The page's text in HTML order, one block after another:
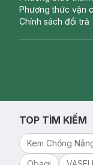
Phương thức vận
Chính sách đổi trả
TOP TÌM KIẾM
Kem Chống